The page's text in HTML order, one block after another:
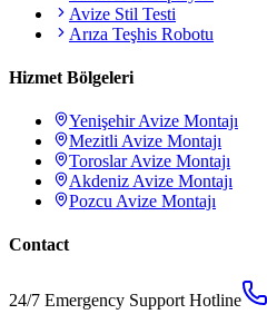
Avize Stil Testi
Arıza Teşhis Robotu
Hizmet Bölgeleri
YenişehirAvize Montajı
Mezitli Avize Montajı
ToroslarAvize Montajı
Akdeniz Avize Montajı
Pozcu Avize Montajı
Contact
24/7 Emergency Support Hotline